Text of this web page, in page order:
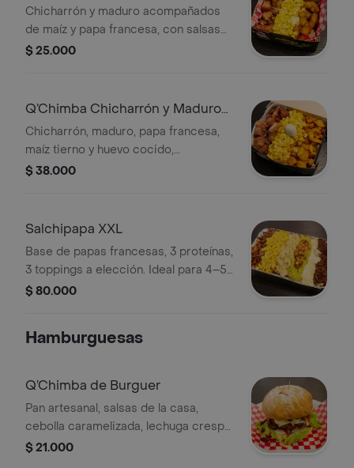
Pequeña
Chicharrón y maduro acompañados
de maíz y papa francesa, con salsas
artesanales.
$ 25.000
Q’Chimba Chicharrón y Maduro
Mediana
Chicharrón, maduro, papa francesa,
maíz tierno y huevo cocido,
acompañados de salsas artesanales.
$ 38.000
Salchipapa XXL
Base de papas francesas, 3 proteínas,
3 toppings a elección. Ideal para 4–5
personas
$ 80.000
Hamburguesas
Q’Chimba de Burguer
Pan artesanal, salsas de la casa,
cebolla caramelizada, lechuga crespa,
tomate, carne artesanal de res, queso
$ 21.000